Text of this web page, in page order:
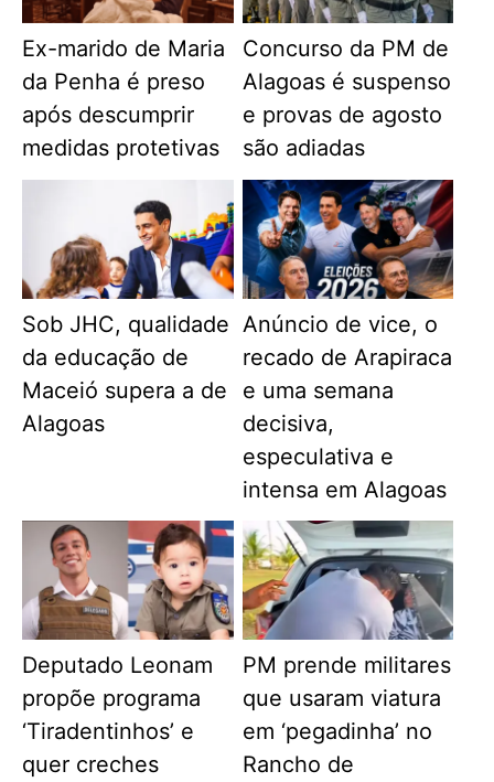
Ex-marido de Maria
da Penha é preso
após descumprir
medidas protetivas
Concurso da PM de
Alagoas é suspenso
e provas de agosto
são adiadas
Sob JHC, qualidade
da educação de
Maceió supera a de
Alagoas
Anúncio de vice, o
recado de Arapiraca
e uma semana
decisiva,
especulativa e
intensa em Alagoas
Deputado Leonam
propõe programa
‘Tiradentinhos’ e
quer creches
PM prende militares
que usaram viatura
em ‘pegadinha’ no
Rancho de